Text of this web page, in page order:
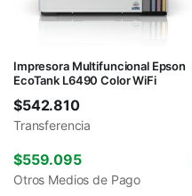
Impresora Multifuncional Epson
EcoTank L6490 Color WiFi
$542.810
Transferencia
$559.095
Otros Medios de Pago